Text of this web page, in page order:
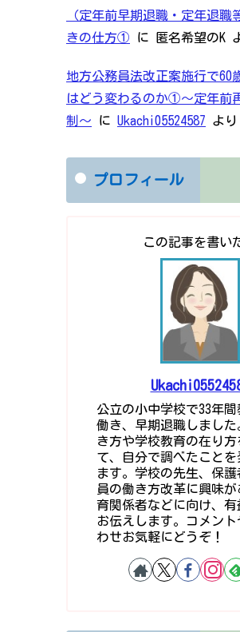
（定年前早期退職・定年退職
きの仕方① に 匿名希望のK
地方公務員法改正案施行で60
はどう変わるのか①～定年前
制～ に Ukachi05524587 より
プロフィール
この記事を書い
公立の小中学校で33年
働き、早期退職しました
き方や学校教育の在り方
て、自分で調べたこと
ます。学校の先生、保
員の働き方改革に興味
育関係者などに向け、有
お伝えします。コメン
わせお気軽にどうぞ！